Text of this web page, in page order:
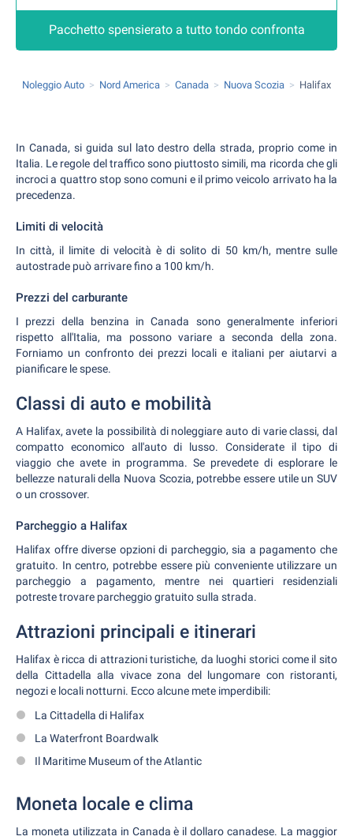
Pacchetto spensierato a tutto tondo confronta
Noleggio Auto Nord America Canada Nuova Scozia Halifax
In Canada, si guida sul lato destro della strada, proprio come in
Italia. Le regole del traffico sono piuttosto simili, ma ricorda che gli
incroci a quattro stop sono comuni e il primo veicolo arrivato ha la
precedenza.
Limiti di velocità
In città, il limite di velocità è di solito di 50 km/h, mentre sulle
autostrade può arrivare fino a 100 km/h.
Prezzi del carburante
I prezzi della benzina in Canada sono generalmente inferiori
rispetto all'Italia, ma possono variare a seconda della zona.
Forniamo un confronto dei prezzi locali e italiani per aiutarvi a
pianificare le spese.
Classi di auto e mobilità
A Halifax, avete la possibilità di noleggiare auto di varie classi, dal
compatto economico all'auto di lusso. Considerate il tipo di
viaggio che avete in programma. Se prevedete di esplorare le
bellezze naturali della Nuova Scozia, potrebbe essere utile un SUV
o un crossover.
Parcheggio a Halifax
Halifax offre diverse opzioni di parcheggio, sia a pagamento che
gratuito. In centro, potrebbe essere più conveniente utilizzare un
parcheggio a pagamento, mentre nei quartieri residenziali
potreste trovare parcheggio gratuito sulla strada.
Attrazioni principali e itinerari
Halifax è ricca di attrazioni turistiche, da luoghi storici come il sito
della Cittadella alla vivace zona del lungomare con ristoranti,
negozi e locali notturni. Ecco alcune mete imperdibili:
La Cittadella di Halifax
La Waterfront Boardwalk
Il Maritime Museum of the Atlantic
Moneta locale e clima
La moneta utilizzata in Canada è il dollaro canadese. La maggior